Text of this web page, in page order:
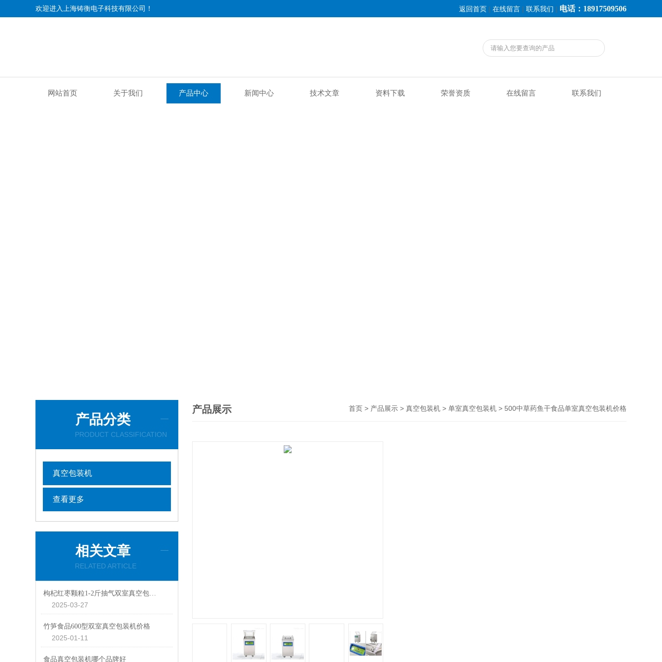
欢迎进入上海铸衡电子科技有限公司！ 返回首页 | 在线留言 | 联系我们 | 电话：18917509506
网站首页 关于我们 产品中心 新闻中心 技术文章 资料下载 荣誉资质 在线留言 联系我们
产品分类
PRODUCT CLASSIFICATION
真空包装机
查看更多
相关文章
RELATED ARTICLE
枸杞红枣颗粒1-2斤抽气双室真空包装机厂家定制
2025-03-27
竹笋食品600型双室真空包装机价格
2025-01-11
食品真空包装机哪个品牌好
产品展示 首页 > 产品展示 > 真空包装机 > 单室真空包装机 > 500中草药鱼干食品单室真空包装机价格